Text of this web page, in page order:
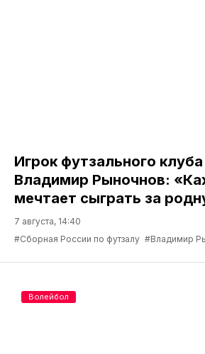
Игрок футзального
Владимир Рыночнов:
мечтает сыграть за
7 августа, 14:40
#Сборная России по футзалу #Владимир
Волейбол